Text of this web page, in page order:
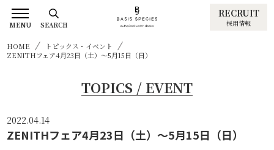
RECRUIT
採用情報
HOME
トピックス・イベント
ZENITHフェア4月23日（土）～5月15日（日）
TOPICS / EVENT
2022.04.14
ZENITHフェア4月23日（土）～5月15日（日）
MENU SEARCH